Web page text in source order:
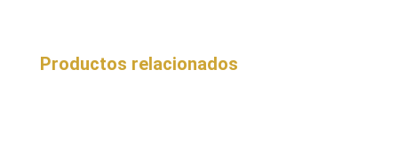
Productos relacionados